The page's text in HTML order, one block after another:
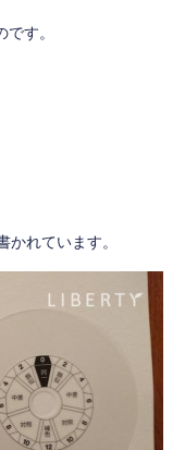
す。
れています。